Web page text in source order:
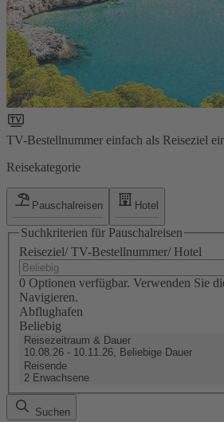
TV-Bestellnummer einfach als Reiseziel
Reisekategorie
Pauschalreisen Hotel
Suchkriterien für Pauschalreisen
Reiseziel/ TV-Bestellnummer/ Hotel
0 Optionen verfügbar. Verwenden Sie
Navigieren.
Abflughafen
Beliebig
Reisezeitraum & Dauer
10.08.26 - 10.11.26, Beliebige Dauer
Reisende
2 Erwachsene
Suchen